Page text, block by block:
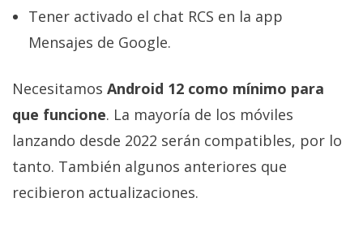
Tener activado el chat RCS en la app
Mensajes de Google.
Necesitamos Android 12 como mínimo para
que funcione. La mayoría de los móviles
lanzando desde 2022 serán compatibles, por lo
tanto. También algunos anteriores que
recibieron actualizaciones.